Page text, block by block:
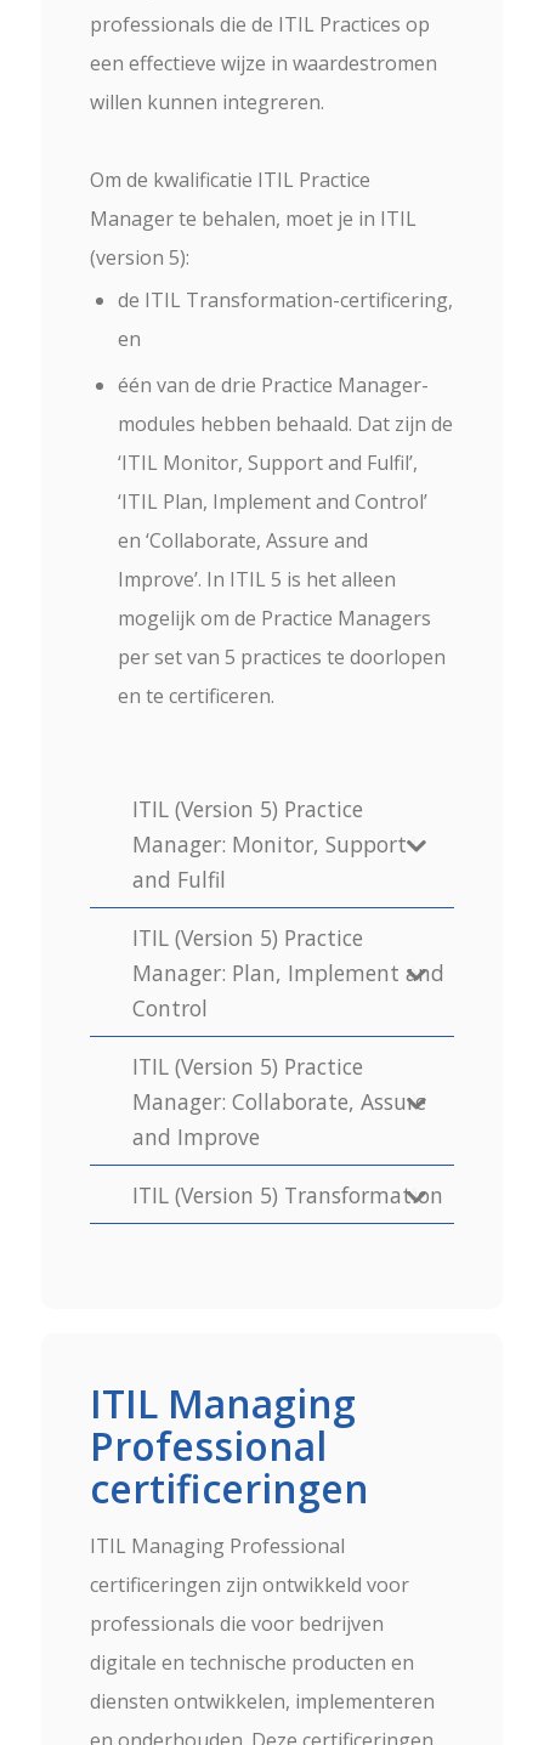
professionals die de ITIL Practices op
een effectieve wijze in waardestromen
willen kunnen integreren.
Om de kwalificatie ITIL Practice
Manager te behalen, moet je in ITIL
(version 5):
de ITIL Transformation-certificering,
en
één van de drie Practice Manager-
modules hebben behaald. Dat zijn de
‘ITIL Monitor, Support and Fulfil’,
‘ITIL Plan, Implement and Control’
en ‘Collaborate, Assure and
Improve’. In ITIL 5 is het alleen
mogelijk om de Practice Managers
per set van 5 practices te doorlopen
en te certificeren.
ITIL (Version 5) Practice
Manager: Monitor, Support
and Fulfil
ITIL (Version 5) Practice
Manager: Plan, Implement and
Control
ITIL (Version 5) Practice
Manager: Collaborate, Assure
and Improve
ITIL (Version 5) Transformation
ITIL Managing
Professional
certificeringen
ITIL Managing Professional
certificeringen zijn ontwikkeld voor
professionals die voor bedrijven
digitale en technische producten en
diensten ontwikkelen, implementeren
en onderhouden. Deze certificeringen